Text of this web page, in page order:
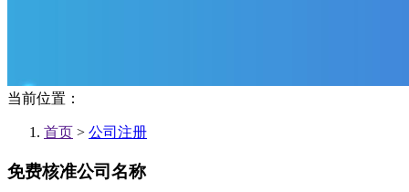
当前位置：
首页 > 公司注册
免费核准公司名称